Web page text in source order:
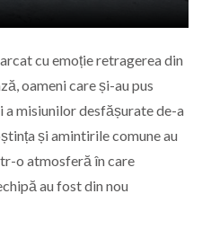
cu emoție retragerea din
oameni care și-au pus
misiunilor desfășurate de-a
și amintirile comune au
o atmosferă în care
au fost din nou